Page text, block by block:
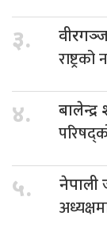
३.
४. बालेन्द्र
५. नेपाली